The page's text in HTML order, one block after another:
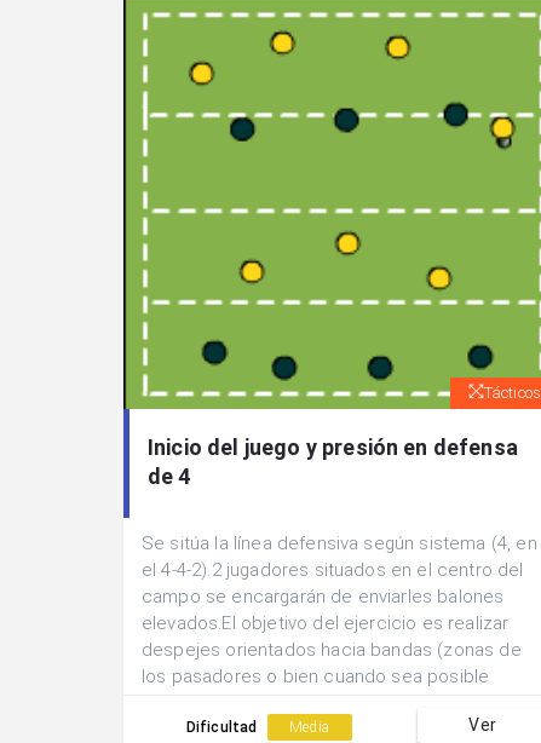
portería excepto los defensores que
procurarán introducir el balón entre los
pivotes(al menos 2 de cada 3).
Tácticos
Inicio del juego y presión en defensa
de 4
Se sitúa la línea defensiva según sistema (4, en
el 4-4-2).2 jugadores situados en el centro del
campo se encargarán de enviarles balones
elevados.El objetivo del ejercicio es realizar
despejes orientados hacia bandas (zonas de
los pasadores o bien cuando sea posible
pasadores.2 Defensores tratarán de evitar que
Dificultad Media Ver